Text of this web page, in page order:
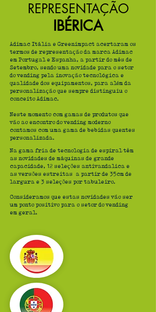
Na gama fria de tecnologia de espiral têm
as novidades de máquinas de grande
capacidade, 12 seleções antivandalica e
as versões estreitas a partir de 35cm de
largura e 3 seleções por tabuleiro.
Consideramos que estas novidades vão ser
um ponto positivo para o setor do vending
em geral.
Adimac Itália e Greenimpact acertaram os
termos de representação da marca Adimac
em Portugal e Espanha, a partir do mês de
Setembro, sendo uma novidade para o setor
do vending pela inovação tecnológica e
qualidade dos equipamentos, para além da
personalização que sempre distinguiu o
conceito Adimac.
Neste momento com gamas de produtos que
vão ao encontro do vending moderno
contamos com uma gama de bebidas quentes
personalizada.
REPRESENTAÇÃO
IBÉRICA